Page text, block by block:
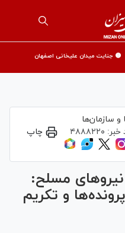
🟡 جنایت میدان علیخانی اصفهان
و سازمان‌ها
خبر: ۴۸۸۸۲۲۰ چاپ
مسلح:
و تکریم